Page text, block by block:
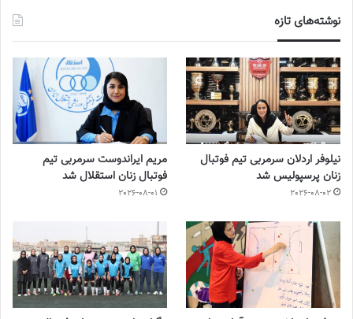
نوشته‌های تازه
نیلوفر اردلان سرمربی تیم فوتبال
زنان پرسپولیس شد
2026-08-02
مریم ایراندوست سرمربی تیم
فوتبال زنان استقلال شد
2026-08-01